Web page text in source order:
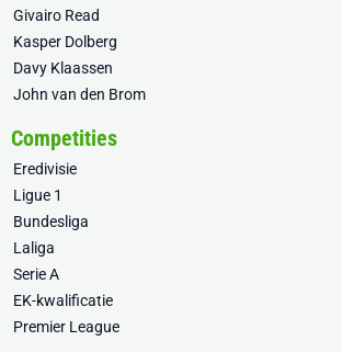
Givairo Read
Kasper Dolberg
Davy Klaassen
John van den Brom
Competities
Eredivisie
Ligue 1
Bundesliga
Laliga
Serie A
EK-kwalificatie
Premier League